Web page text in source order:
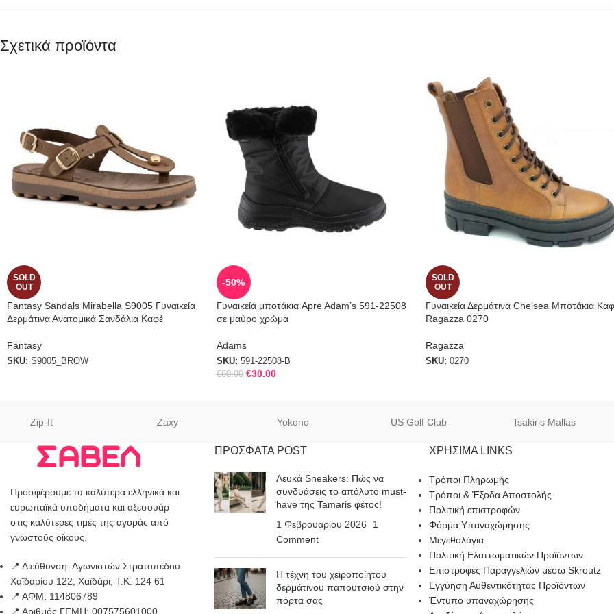
Σχετικά προϊόντα
SOLD
OUT
Fantasy Sandals Mirabella S9005 Γυναικεία
Δερμάτινα Ανατομικά Σανδάλια Καφέ
Fantasy
SKU: S9005_BROW
-50%
Γυναικεία μποτάκια Apre Adam’s 591-22508
σε μαύρο χρώμα
Adams
SKU: 591-22508-B
€60.00 €30.00
SOLD
OUT
Γυναικεία Δερμάτινα Chelsea Μποτάκια
Ragazza 0270
Ragazza
SKU: 0270
Zip-It Zaxy Yokono US Golf Club Tsakiris Mallas
Προσφέρουμε τα καλύτερα ελληνικά και
ευρωπαϊκά υποδήματα και αξεσουάρ
στις καλύτερες τιμές της αγοράς από
γνωστούς οίκους.
📍 Διεύθυνση: Αγωνιστών Στρατοπέδου
Χαϊδαρίου 122, Χαϊδάρι, Τ.Κ. 124 61
📍 ΑΦΜ: 114806789
📍 Αριθμός ΓΕΜΗ: 007575601000
ΠΡΟΣΦΑΤΑ POST
Λευκά Sneakers: Πώς να
συνδυάσεις το απόλυτο must-
have της Tamaris φέτος!
1 Φεβρουαρίου 2026
1
Comment
Η τέχνη του χειροποίητου
δερμάτινου παπουτσιού στην
πόρτα σας
ΧΡΗΣΙΜΑ LINKS
Τρόποι Πληρωμής
Τρόποι & Έξοδα Αποστολής
Πολιτική επιστροφών
Φόρμα Υπαναχώρησης
Μεγεθολόγια
Πολιτική Ελαττωματικών Προϊόντων
Επιστροφές Παραγγελιών μέσω Skroutz
Εγγύηση Αυθεντικότητας Προϊόντων
Έντυπο υπαναχώρησης